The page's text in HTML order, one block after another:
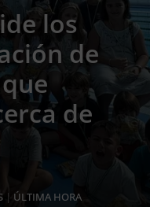
los
de
de
| ÚLTIMA HORA